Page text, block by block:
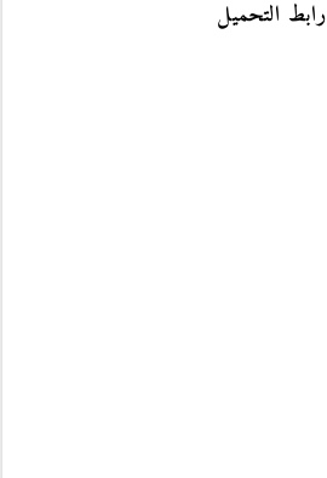
رابط التحميل